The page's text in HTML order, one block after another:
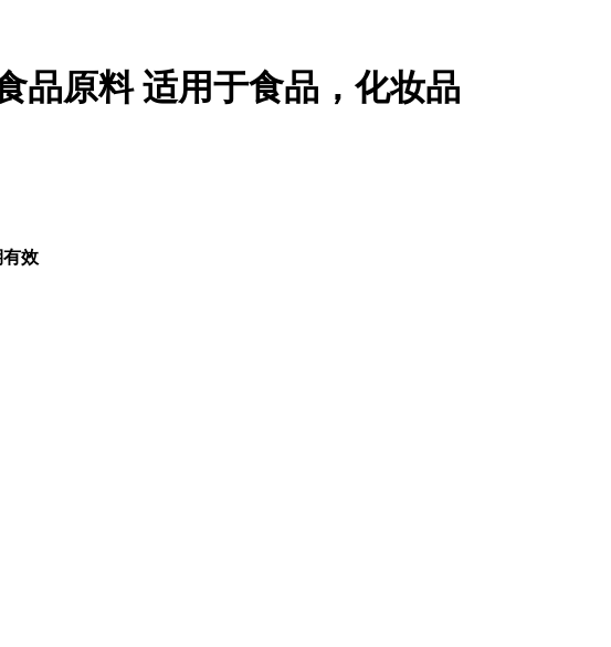
品原料 适用于食品，化妆品
效